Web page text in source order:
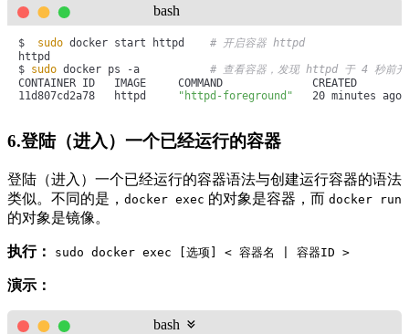
bash
$ sudo docker start httpd # 开启容器 httpd
httpd
$ sudo docker ps -a # 查看容器，发现 httpd 于 4 秒前开
CONTAINER ID   IMAGE     COMMAND              CREATED
11d807cd2a78   httpd
"httpd-foreground"
20 minutes ago
6.登陆（进入）一个已经运行的容器
登陆（进入）一个已经运行的容器语法与创建运行容器的语法
类似。不同的是， docker exec 的对象是容器，而 docker run
的对象是镜像。
执行： sudo docker exec [选项] < 容器名 | 容器ID >
演示：
bash